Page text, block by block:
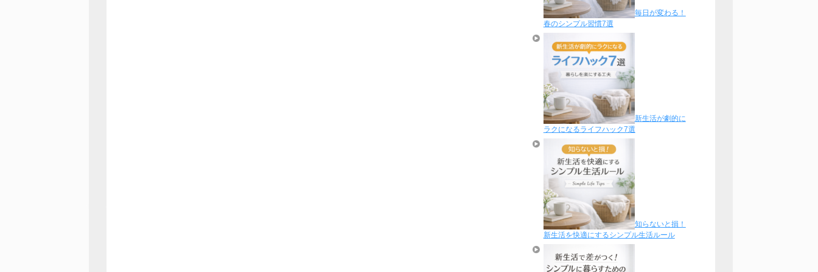
毎日が変わる！
春のシンプル習慣7選
新生活が劇的に
ラクになるライフハック7選
知らないと損！
新生活を快適にするシンプル生活ルール